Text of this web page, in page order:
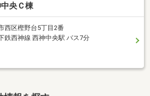
央Ｃ棟
西区樫野台5丁目2番
鉄西神線 西神中央駅 バス7分